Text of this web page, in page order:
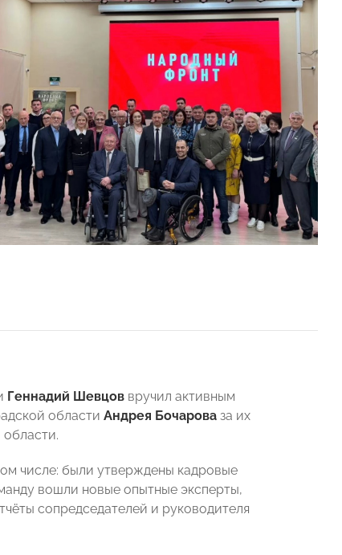
Геннадий Шевцов вручил активным
области Андрея Бочарова за их
числе: были утверждены кадровые
вошли новые опытные эксперты,
сопредседателей и руководителя